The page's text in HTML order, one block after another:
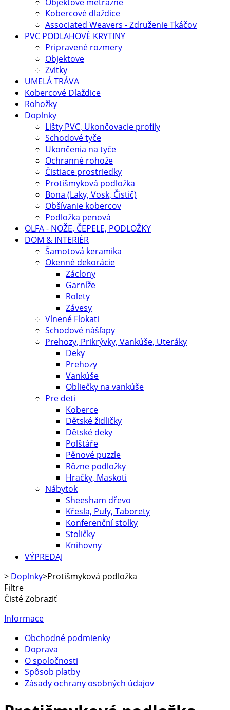
Kobercové dlaždice
Associated Weavers - Združenie Tkáčov
PVC PODLAHOVÉ KRYTINY
Pripravené rozmery
Objektove
Zvitky
UMELÁ TRÁVA
Kobercové Dlaždice
Rohožky
Doplnky
Lišty PVC, Ukončovacie profily
Schodové tyče
Ukončenia na tyče
Ochranné rohože
Čistiace prostriedky
Protišmyková podložka
Bona (Laky, Vosk, Čistič)
Obšívanie kobercov
Podložka penová
OLFA - NOŽE, ČEPELE, PODLOŽKY
DOM & INTERIÉR
Šamotová keramika
Okenné dekorácie
Záclony
Garníže
Rolety
Závesy
Vlnené Flokati
Schodové nášľapy
Prehozy, Prikrývky, Vankúše, Uteráky
Deky
Prehozy
Vankúše
Obliečky na vankúše
Pre deti
Koberce
Dětské židličky
Dětské deky
Polštáře
Pěnové puzzle
Rôzne podložky
Hračky, Maskoti
Nábytok
Sheesham dřevo
Křesla, Pufy, Taborety
Konferenční stolky
Stoličky
Knihovny
VÝPREDAJ
> Doplnky>Protišmyková podložka
Filtre
ČistéZobraziť
Informace
Obchodné podmienky
Doprava
O spoločnosti
Spôsob platby
Zásady ochrany osobných údajov